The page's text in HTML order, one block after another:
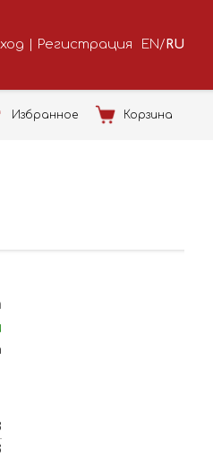
| Регистрация EN /RU
Избранное Корзина